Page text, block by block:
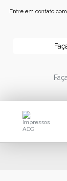
Entre em contato